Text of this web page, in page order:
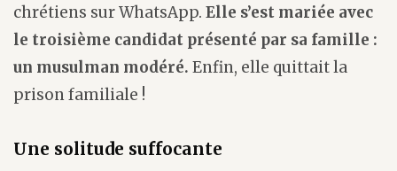
chrétiens sur WhatsApp. Elle s’est mariée avec
le troisième candidat présenté par sa famille :
un musulman modéré. Enfin, elle quittait la
prison familiale !
Une solitude suffocante